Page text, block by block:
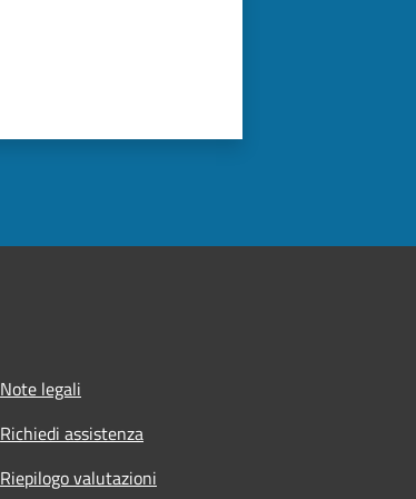
Note legali
Richiedi assistenza
Riepilogo valutazioni